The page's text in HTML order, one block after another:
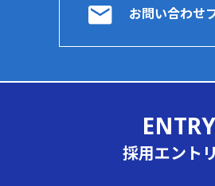
お問い合わせ
ENTRY
採用エント